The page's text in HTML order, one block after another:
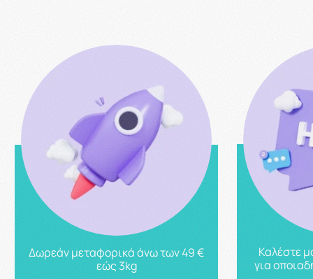
Δωρεάν μεταφορικά άνω των 49 €
εώς 3kg
Καλέστε
για